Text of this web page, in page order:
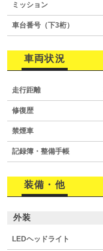
ミッション
車台番号（下3桁）
車両状況
走行距離
修復歴
禁煙車
記録簿・整備手帳
装備・他
外装
LEDヘッドライト